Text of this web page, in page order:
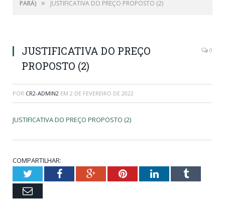
PARÁ) » JUSTIFICATIVA DO PREÇO PROPOSTO (2)
JUSTIFICATIVA DO PREÇO
PROPOSTO (2)
0
POR CR2-ADMIN2 EM 2 DE FEVEREIRO DE 2022
JUSTIFICATIVA DO PREÇO PROPOSTO (2)
COMPARTILHAR:
TwitterFacebookGoogle+PinterestLinkedInTumblr
Email